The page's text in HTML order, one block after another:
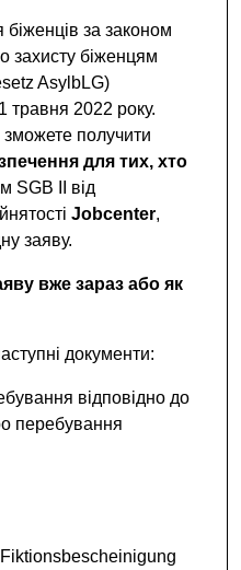
за законом
захисту біженцям
AsylbLG)
травня 2022 року.
зможете получити
для тих, хто
SGB II від
Jobcenter,
заяву.
вже зараз або як
документи:
відповідно до
перебування